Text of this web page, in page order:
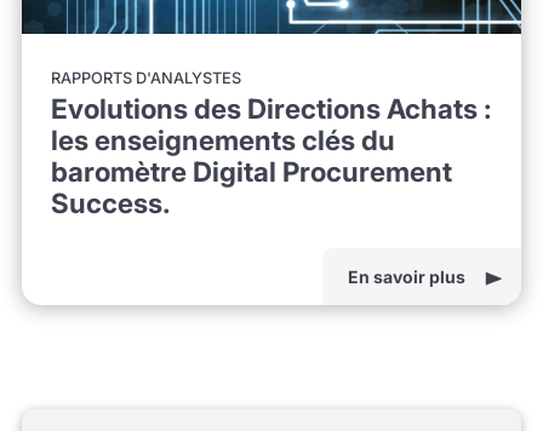
RAPPORTS D'ANALYSTES
Evolutions des Directions Achats :
les enseignements clés du
baromètre Digital Procurement
Success.
En savoir plus